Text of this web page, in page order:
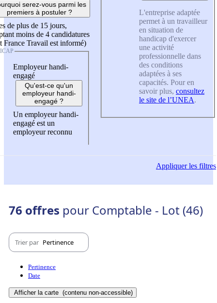
serez-vous parmi les
premiers à postuler ?
de plus de 15 jours,
moins de 4 candidatures
France Travail est informé)
Employeur handi-
engagé
Qu'est-ce qu'un
employeur handi-
engagé ?
Un employeur handi-
engagé est un
employeur reconnu
L'entreprise adaptée
permet à un travailleur
en situation de
handicap d'exercer
une activité
professionnelle dans
des conditions
adaptées à ses
capacités. Pour en
savoir plus, consultez
le site de l’UNEA.
Appliquerles filtres
76 offres pour Comptable - Lot (46)
Trier par Pertinence
Pertinence
Date
Afficher la carte (contenu non-accessible)